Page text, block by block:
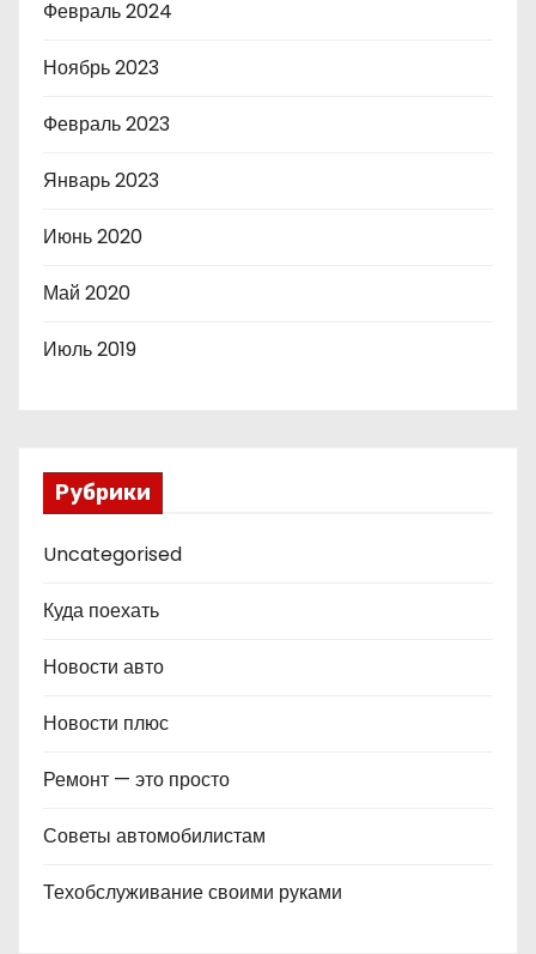
Февраль 2024
Ноябрь 2023
Февраль 2023
Январь 2023
Июнь 2020
Май 2020
Июль 2019
Рубрики
Uncategorised
Куда поехать
Новости авто
Новости плюс
Ремонт — это просто
Советы автомобилистам
Техобслуживание своими руками